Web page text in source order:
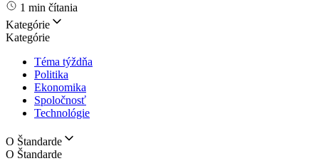
1 min čítania
Kategórie
Kategórie
Téma týždňa
Politika
Ekonomika
Spoločnosť
Technológie
O Štandarde
O Štandarde